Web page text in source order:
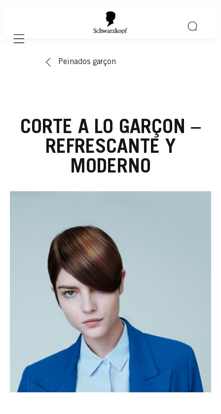
Mobile navigation
Peinados garçon
CORTE A LO GARÇON –
REFRESCANTE Y
MODERNO